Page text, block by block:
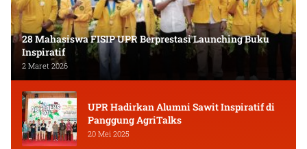
28 Mahasiswa FISIP UPR Berprestasi Launching Buku
Inspiratif
2 Maret 2026
UPR Hadirkan Alumni Sawit Inspiratif di
Panggung AgriTalks
20 Mei 2025